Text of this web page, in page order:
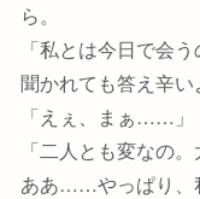
ら。
「私とは今日で会
聞かれても答え辛い
「えぇ、まぁ……」
「二人とも変なの
ああ……やっぱり、